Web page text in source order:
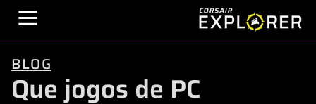
BLOG
Que jogos de PC